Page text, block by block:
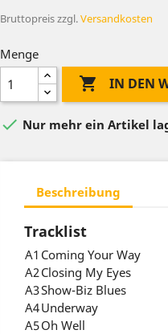
Bruttopreiszzgl.Versandkosten
Menge
 IN DEN
 Nur mehr ein Artikel
Beschreibung
Tracklist
A1 Coming Your Way
A2Closing My Eyes
A3Show-Biz Blues
A4Underway
A5Oh Well